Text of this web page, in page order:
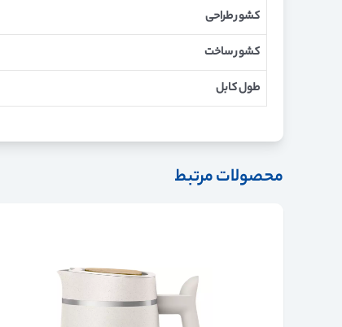
کشور طراحی
کشور ساخت
طول کابل
محصولات مرتبط